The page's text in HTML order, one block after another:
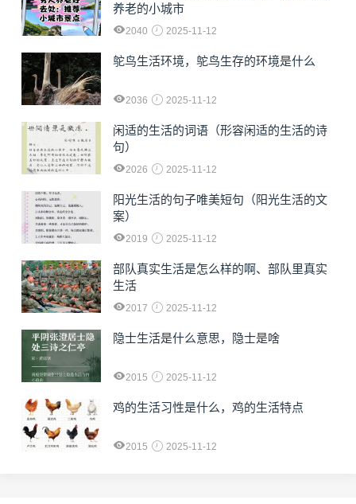
养老的小城市
2040 2025-11-12
鸵鸟生活环境，鸵鸟生存的环境是什么
2036 2025-11-12
闲适的生活的词语（形容闲适的生活的诗
句）
2026 2025-11-12
阳光生活的句子唯美短句（阳光生活的文
案）
2019 2025-11-12
部队真实生活是怎么样的啊、部队里真实
生活
2017 2025-11-12
隐士生活是什么意思，隐士是啥
2015 2025-11-12
鸡的生活习性是什么，鸡的生活特点
2015 2025-11-12